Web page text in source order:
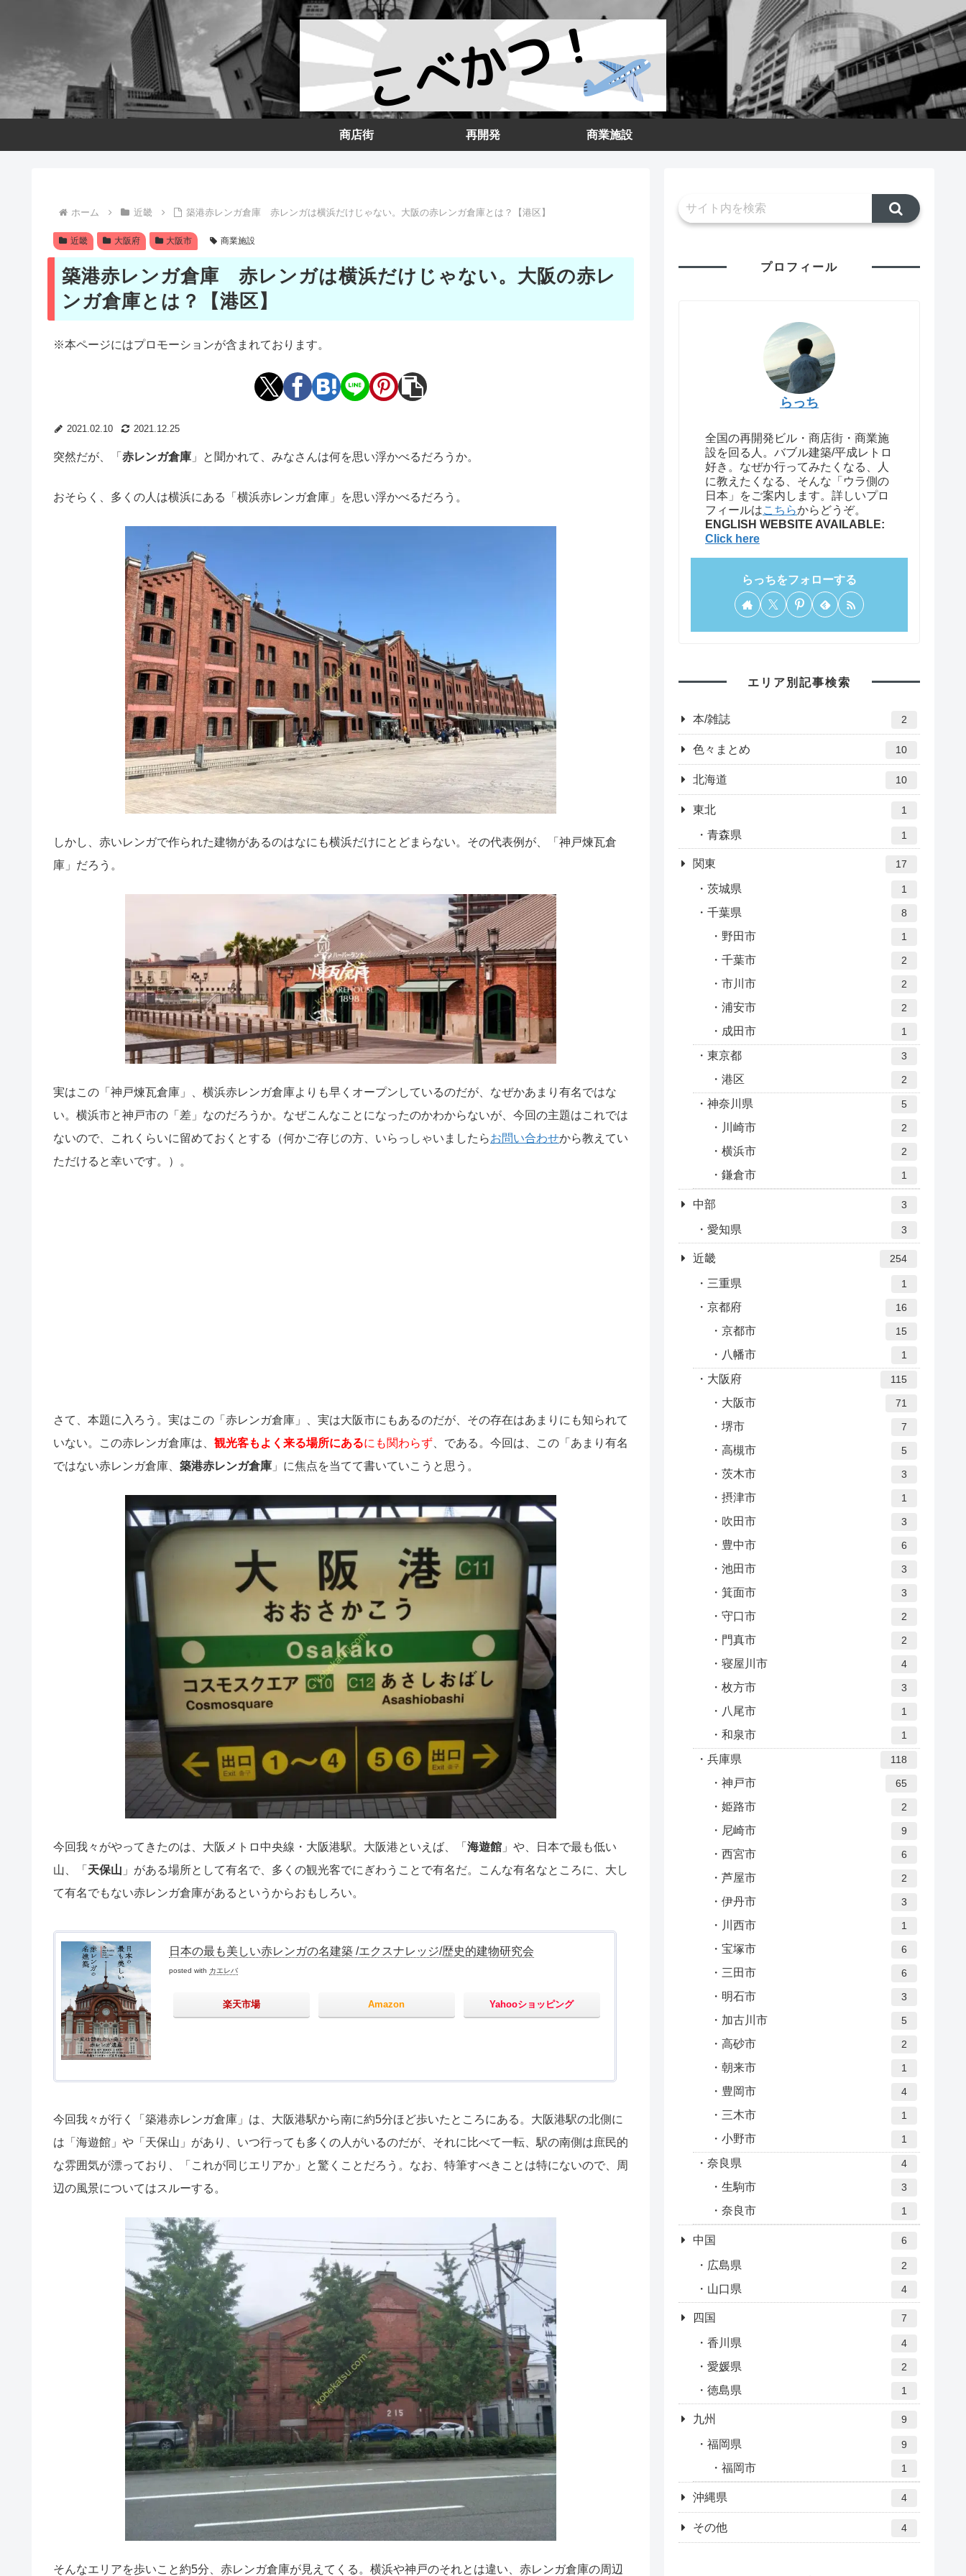
商店街 再開発 商業施設
ホーム 近畿 築港赤レンガ倉庫 赤レンガは横浜だけじゃない。大阪の赤レンガ倉庫とは？【港区】
近畿 大阪府 大阪市 商業施設
築港赤レンガ倉庫 赤レンガは横浜だけじゃない。大阪の赤レ
ンガ倉庫とは？【港区】
※本ページにはプロモーションが含まれております。
2021.02.10 2021.12.25
突然だが、「 赤レンガ倉庫 」と聞かれて、みなさんは何を思い浮かべるだろうか。
おそらく、多くの人は横浜にある「横浜赤レンガ倉庫」を思い浮かべるだろう。
しかし、赤いレンガで作られた建物があるのはなにも横浜だけにとどまらない。その代表例が、「神戸煉瓦倉
庫」だろう。
実はこの「神戸煉瓦倉庫」、横浜赤レンガ倉庫よりも早くオープンしているのだが、なぜかあまり有名ではな
い。横浜市と神戸市の「差」なのだろうか。なぜこんなことになったのかわからないが、今回の主題はこれでは
ないので、これくらいに留めておくとする（何かご存じの方、いらっしゃいましたらお問い合わせから教えてい
ただけると幸いです。）。
さて、本題に入ろう。実はこの「赤レンガ倉庫」、実は大阪市にもあるのだが、その存在はあまりにも知られて
いない。この赤レンガ倉庫は、 観光客もよく来る場所にあるにも関わらず 、である。今回は、この「あまり有名
ではない赤レンガ倉庫、 築港赤レンガ倉庫 」に焦点を当てて書いていこうと思う。
今回我々がやってきたのは、大阪メトロ中央線・大阪港駅。大阪港といえば、「 海遊館 」や、日本で最も低い
山、「 天保山 」がある場所として有名で、多くの観光客でにぎわうことで有名だ。こんな有名なところに、大し
て有名でもない赤レンガ倉庫があるというからおもしろい。
日本の最も美しい赤レンガの名建築 /エクスナレッジ/歴史的建物研究会
posted with カエレバ
楽天市場 Amazon Yahooショッピング
今回我々が行く「築港赤レンガ倉庫」は、大阪港駅から南に約5分ほど歩いたところにある。大阪港駅の北側に
は「海遊館」や「天保山」があり、いつ行っても多くの人がいるのだが、それに比べて一転、駅の南側は庶民的
な雰囲気が漂っており、「これが同じエリアか」と驚くことだろう。なお、特筆すべきことは特にないので、周
辺の風景についてはスルーする。
そんなエリアを歩いこと約5分、赤レンガ倉庫が見えてくる。横浜や神戸のそれとは違い、赤レンガ倉庫の周辺
プロフィール
らっち
全国の再開発ビル・商店街・商業施
設を回る人。バブル建築/平成レトロ
好き。なぜか行ってみたくなる、人
に教えたくなる、そんな「ウラ側の
日本」をご案内します。詳しいプロ
フィールはこちらからどうぞ。
ENGLISH WEBSITE AVAILABLE:
Click here
らっちをフォローする
エリア別記事検索
本/雑誌 2
色々まとめ 10
北海道 10
東北 1
青森県 1
関東 17
茨城県 1
千葉県 8
野田市 1
千葉市 2
市川市 2
浦安市 2
成田市 1
東京都 3
港区 2
神奈川県 5
川崎市 2
横浜市 2
鎌倉市 1
中部 3
愛知県 3
近畿 254
三重県 1
京都府 16
京都市 15
八幡市 1
大阪府 115
大阪市 71
堺市 7
高槻市 5
茨木市 3
摂津市 1
吹田市 3
豊中市 6
池田市 3
箕面市 3
守口市 2
門真市 2
寝屋川市 4
枚方市 3
八尾市 1
和泉市 1
兵庫県 118
神戸市 65
姫路市 2
尼崎市 9
西宮市 6
芦屋市 2
伊丹市 3
川西市 1
宝塚市 6
三田市 6
明石市 3
加古川市 5
高砂市 2
朝来市 1
豊岡市 4
三木市 1
小野市 1
奈良県 4
生駒市 3
奈良市 1
中国 6
広島県 2
山口県 4
四国 7
香川県 4
愛媛県 2
徳島県 1
九州 9
福岡県 9
福岡市 1
沖縄県 4
その他 4